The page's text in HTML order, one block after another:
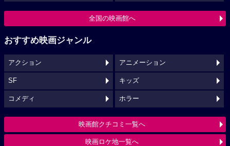
全国の映画館へ
おすすめ映画ジャンル
アクション アニメーション
SF キッズ
コメディ ホラー
映画館クチコミ一覧へ
映画ロケ地一覧へ